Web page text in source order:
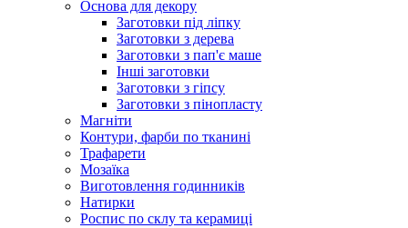
Основа для декору
Заготовки під ліпку
Заготовки з дерева
Заготовки з пап'є маше
Інші заготовки
Заготовки з гіпсу
Заготовки з пінопласту
Магніти
Контури, фарби по тканині
Трафарети
Мозаїка
Виготовлення годинників
Натирки
Роспис по склу та керамиці